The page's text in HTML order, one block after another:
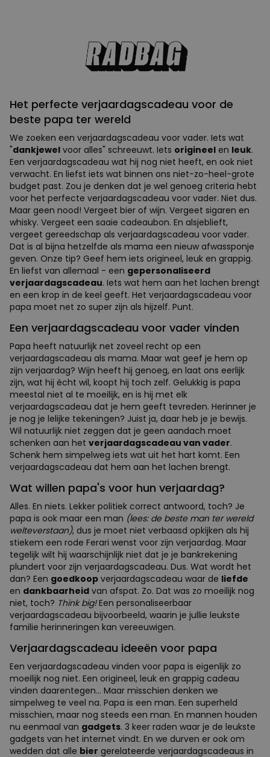
Het perfecte verjaardagscadeau voor de
beste papa ter wereld
We zoeken een verjaardagscadeau voor vader. Iets wat
"dankjewel voor alles" schreeuwt. Iets origineel en leuk.
Een verjaardagscadeau wat hij nog niet heeft, en ook niet
verwacht. En liefst iets wat binnen ons niet-zo-heel-grote
budget past. Zou je denken dat je wel genoeg criteria hebt
voor het perfecte verjaardagscadeau voor vader. Niet dus.
Maar geen nood! Vergeet bier of wijn. Vergeet sigaren en
whisky. Vergeet een saaie cadeaubon. En alsjeblieft,
vergeet gereedschap als verjaardagscadeau voor vader.
Dat is al bijna hetzelfde als mama een nieuw afwassponje
geven. Onze tip? Geef hem iets origineel, leuk en grappig.
En liefst van allemaal - een gepersonaliseerd
verjaardagscadeau. Iets wat hem aan het lachen brengt
en een krop in de keel geeft. Het verjaardagscadeau voor
papa moet net zo super zijn als hijzelf. Punt.
Een verjaardagscadeau voor vader vinden
Papa heeft natuurlijk net zoveel recht op een
verjaardagscadeau als mama. Maar wat geef je hem op
zijn verjaardag? Wijn heeft hij genoeg, en laat ons eerlijk
zijn, wat hij écht wil, koopt hij toch zelf. Gelukkig is papa
meestal niet al te moeilijk, en is hij met elk
verjaardagscadeau dat je hem geeft tevreden. Herinner je
je nog je lelijke tekeningen? Juist ja, daar heb je je bewijs.
Wil natuurlijk niet zeggen dat je geen aandach moet
schenken aan het verjaardagscadeau van vader.
Schenk hem simpelweg iets wat uit het hart komt. Een
verjaardagscadeau dat hem aan het lachen brengt.
Wat willen papa's voor hun verjaardag?
Alles. En niets. Lekker politiek correct antwoord, toch? Je
papa is ook maar een man (lees: de beste man ter wereld
welteverstaan), dus je moet niet verbaasd opkijken als hij
stiekem een rode Ferari wenst voor zijn verjaardag. Maar
tegelijk wilt hij waarschijnlijk niet dat je je bankrekening
plundert voor zijn verjaardagscadeau. Dus. Wat wordt het
dan? Een goedkoop verjaardagscadeau waar de liefde
en dankbaarheid van afspat. Zo. Dat was zo moeilijk nog
niet, toch? Think big!Een personaliseerbaar
verjaardagscadeau bijvoorbeeld, waarin je jullie leukste
familie herinneringen kan vereeuwigen.
Verjaardagscadeau ideeën voor papa
Een verjaardagscadeau vinden voor papa is eigenlijk zo
moeilijk nog niet. Een origineel, leuk en grappig cadeau
vinden daarentegen... Maar misschien denken we
simpelweg te veel na. Papa is een man. Een superheld
misschien, maar nog steeds een man. En mannen houden
nu eenmaal van gadgets. 3 keer raden waar je de leukste
gadgets van het internet vindt. En we durven er ook om
wedden dat alle bier gerelateerde verjaardagscadeaus in